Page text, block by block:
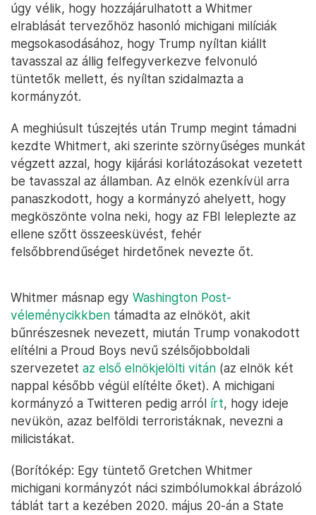
úgy vélik, hogy hozzájárulhatott a Whitmer
elrablását tervezőhöz hasonló michigani milíciák
megsokasodásához, hogy Trump nyíltan kiállt
tavasszal az állig felfegyverkezve felvonuló
tüntetők mellett, és nyíltan szidalmazta a
kormányzót.
A meghiúsult túszejtés után Trump megint támadni
kezdte Whitmert, aki szerinte szörnyűséges munkát
végzett azzal, hogy kijárási korlátozásokat vezetett
be tavasszal az államban. Az elnök ezenkívül arra
panaszkodott, hogy a kormányzó ahelyett, hogy
megköszönte volna neki, hogy az FBI leleplezte az
ellene szőtt összeesküvést, fehér
felsőbbrendűséget hirdetőnek nevezte őt.
Whitmer másnap egy Washington Post-
véleménycikkben támadta az elnököt, akit
bűnrészesnek nevezett, miután Trump vonakodott
elítélni a Proud Boys nevű szélsőjobboldali
szervezetet az első elnökjelölti vitán (az elnök két
nappal később végül elítélte őket). A michigani
kormányzó a Twitteren pedig arról írt, hogy ideje
nevükön, azaz belföldi terroristáknak, nevezni a
milicistákat.
(Borítókép: Egy tüntető Gretchen Whitmer
michigani kormányzót náci szimbólumokkal ábrázoló
táblát tart a kezében 2020. május 20-án a State